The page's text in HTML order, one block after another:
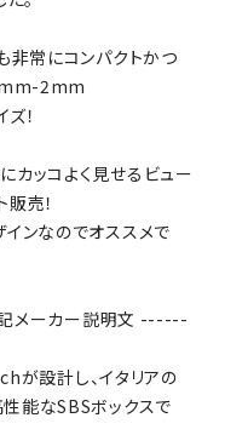
非常にコンパクトかつ
2mm
！
ッコよく見せるビュー
売！
ンなのでオススメで
ーカー説明文 ------
が設計し、イタリアの
能なSBSボックスで